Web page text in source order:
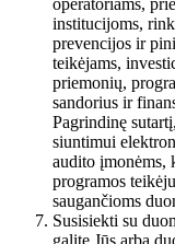
operatoriams,
institucijoms,
prevencijos ir
teikėjams,
priemonių,
sandorius ir
Pagrindinę
siuntimui
audito įmonėms,
programos
saugančioms
Susisiekti su
galite Jūs arba